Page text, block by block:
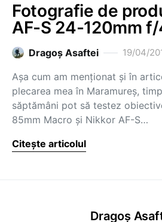
Fotografie de
AF-S 24-120mm f/
Dragoş Asaftei 19/04/
Așa cum am menționat și în
plecarea mea în Maramureș,
săptămâni pot să testez
85mm Macro și Nikkor AF-S…
Citește articolul
Dragoș